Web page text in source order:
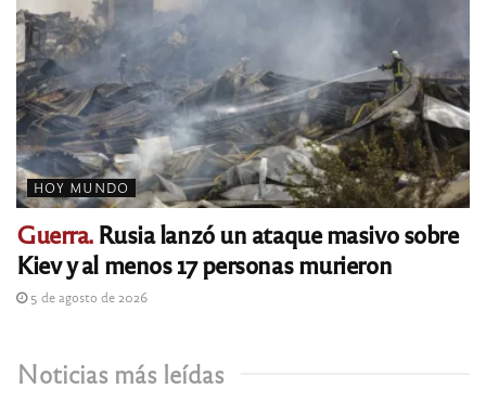
HOY MUNDO
Guerra.Rusia lanzó un ataque masivo sobre
Kiev y al menos 17 personas murieron
5 de agosto de 2026
Noticias más leídas